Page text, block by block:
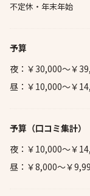
不定休・年末年始
予算
夜：￥30,000～￥
昼：￥10,000～￥
予算 （口コミ集計）
夜：￥10,000～￥
昼：￥8,000～￥